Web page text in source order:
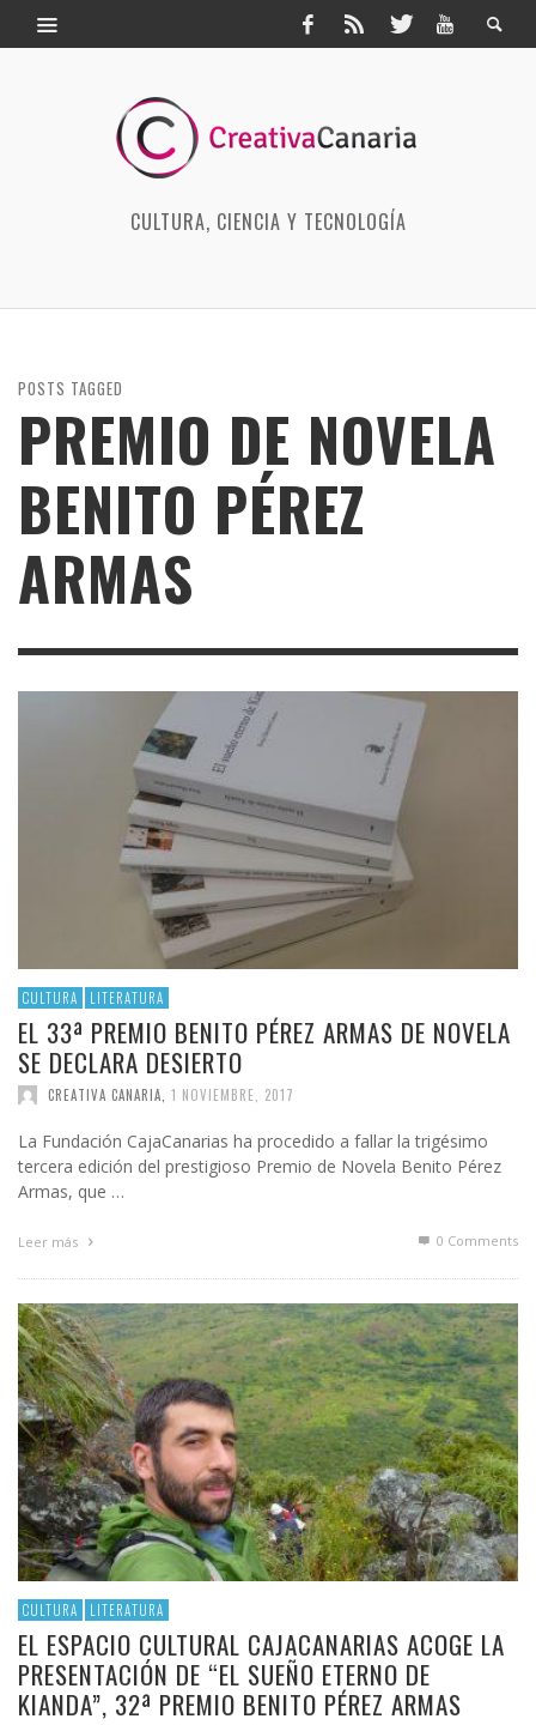
CULTURA, CIENCIA Y TECNOLOGÍA
POSTS TAGGED
PREMIO DE NOVELA
BENITO PÉREZ
ARMAS
CULTURA LITERATURA
EL 33ª PREMIO BENITO PÉREZ ARMAS DE NOVELA
SE DECLARA DESIERTO
CREATIVA CANARIA 1 NOVIEMBRE, 2017
La Fundación CajaCanarias ha procedido a fallar la trigésimo
tercera edición del prestigioso Premio de Novela Benito Pérez
Armas, que …
Leer más 0 Comments
CULTURA LITERATURA
EL ESPACIO CULTURAL CAJACANARIAS ACOGE LA
PRESENTACIÓN DE “EL SUEÑO ETERNO DE
KIANDA”, 32ª PREMIO BENITO PÉREZ ARMAS